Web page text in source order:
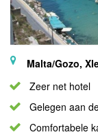
Malta/Gozo,
Zeer net hotel
Gelegen aan
Comfortabele